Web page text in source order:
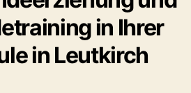
in Ihrer
in Leutkirch